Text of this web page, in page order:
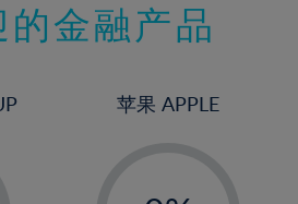
的金融产品
苹果 APPLE